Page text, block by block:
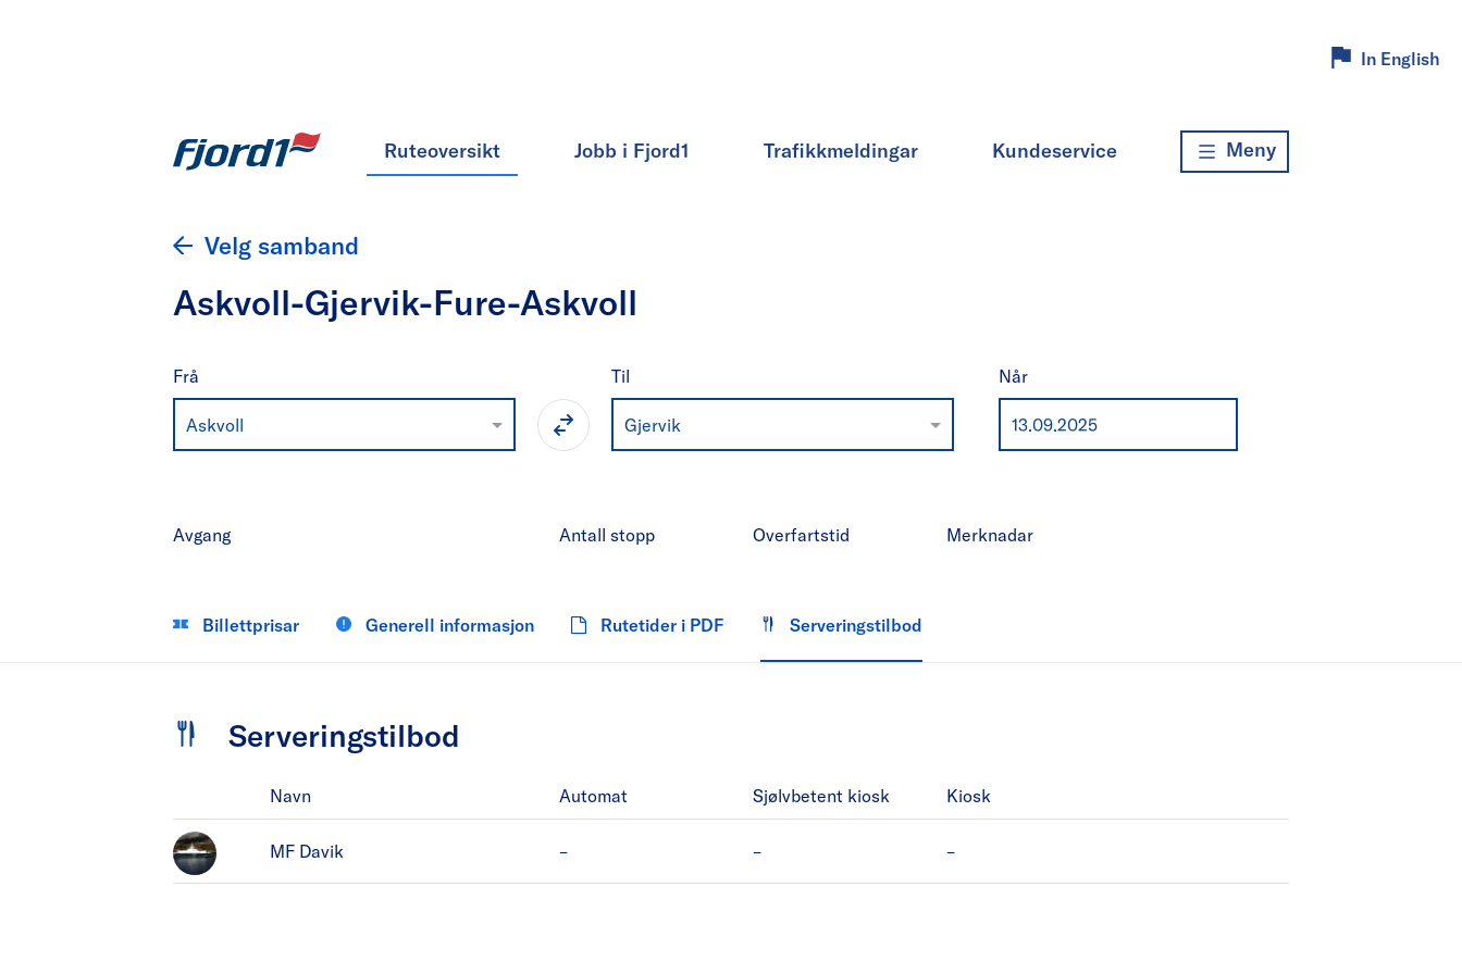
In English
Ruteoversikt Jobb i Fjord1 Trafikkmeldingar Kundeservice Meny
Velg samband
Askvoll-Gjervik-Fure-Askvoll
Frå
Askvoll
Til
Gjervik
Når
Avgang Antall stopp Overfartstid Merknadar
Billettprisar Generell informasjon Rutetider i PDF Serveringstilbod
Serveringstilbod
Navn Automat Sjølvbetent kiosk Kiosk
MF Davik –MF Davik har ikke Automat.
–MF Davik har ikke Sjølvbetent kiosk.
–MF Davik har ikke Kiosk.